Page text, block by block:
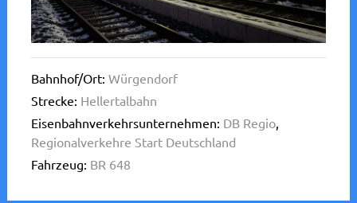
Bahnhof/Ort: Würgendorf
Strecke: Hellertalbahn
Eisenbahnverkehrsunternehmen: DB Regio,
Regionalverkehre Start Deutschland
Fahrzeug: BR 648